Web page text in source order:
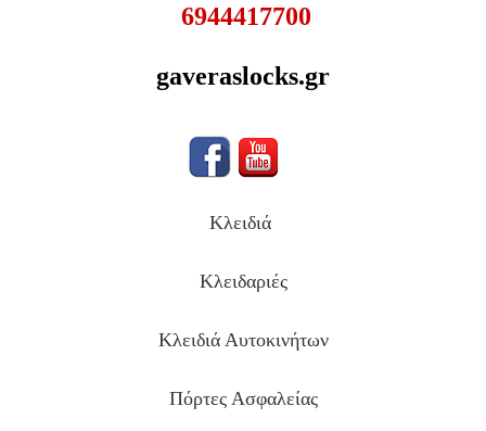
6944417700
gaveraslocks.gr
Κλειδιά
Κλειδαριές
Κλειδιά Αυτοκινήτων
Πόρτες Ασφαλείας